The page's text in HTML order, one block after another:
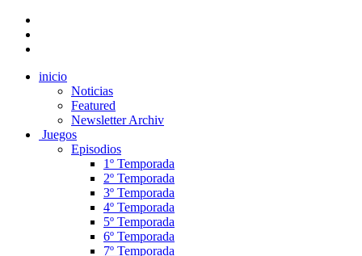
inicio
Noticias
Featured
Newsletter Archiv
Juegos
Episodios
1º Temporada
2º Temporada
3º Temporada
4º Temporada
5º Temporada
6º Temporada
7º Temporada